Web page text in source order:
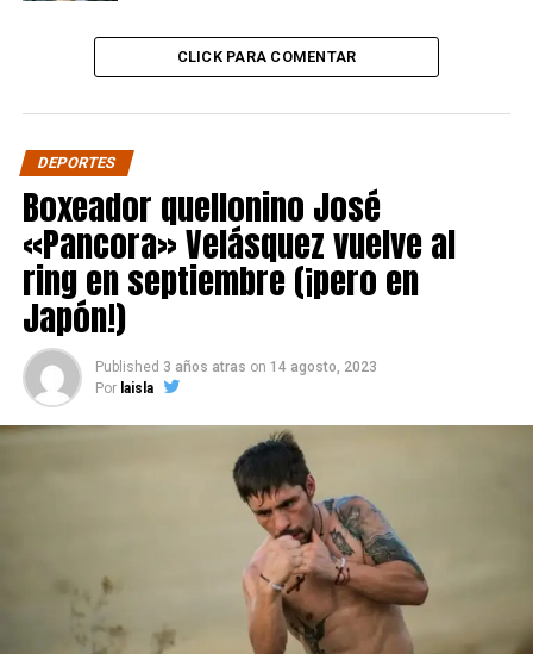
CLICK PARA COMENTAR
DEPORTES
Boxeador quellonino José
«Pancora» Velásquez vuelve al
ring en septiembre (¡pero en
Japón!)
Published 3 años atras on 14 agosto, 2023
Por laisla